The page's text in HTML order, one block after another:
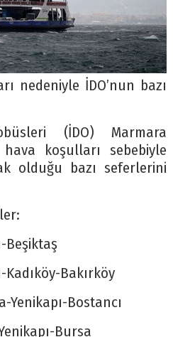
nedeniyle İDO’nun bazı
(İDO) Marmara
hava koşulları sebebiyle
olduğu bazı seferlerini
Beşiktaş
Bakırköy
Yenikapı-Bostancı
Bursa